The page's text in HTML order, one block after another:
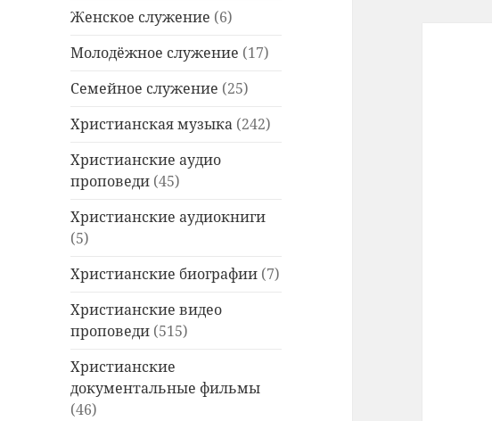
Женское служение (6)
Молодёжное служение (17)
Семейное служение (25)
Христианская музыка (242)
Христианские аудио
проповеди (45)
Христианские аудиокниги
(5)
Христианские биографии (7)
Христианские видео
проповеди (515)
Христианские
документальные фильмы
(46)